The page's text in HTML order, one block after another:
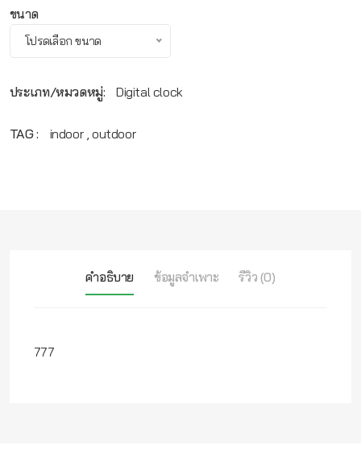
ขนาด
โปรดเลือก ขนาด
ประเภท/หมวดหมู่: Digital clock
TAG : indoor , outdoor
คำอธิบาย ข้อมูลจำเพาะ รีวิว (0)
777